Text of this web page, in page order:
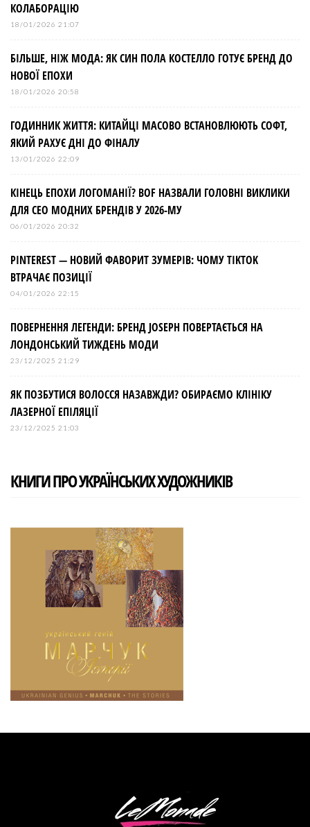
КОЛАБОРАЦІЮ
18/01/2026 21:07
БІЛЬШЕ, НІЖ МОДА: ЯК СИН ПОЛА КОСТЕЛЛО ГОТУЄ БРЕНД ДО
НОВОЇ ЕПОХИ
18/01/2026 20:58
ГОДИННИК ЖИТТЯ: КИТАЙЦІ МАСОВО ВСТАНОВЛЮЮТЬ СОФТ,
ЯКИЙ РАХУЄ ДНІ ДО ФІНАЛУ
13/01/2026 22:09
КІНЕЦЬ ЕПОХИ ЛОГОМАНІЇ? BOF НАЗВАЛИ ГОЛОВНІ ВИКЛИКИ
ДЛЯ СЕО МОДНИХ БРЕНДІВ У 2026-МУ
06/01/2026 20:32
PINTEREST — НОВИЙ ФАВОРИТ ЗУМЕРІВ: ЧОМУ TIKTOK
ВТРАЧАЄ ПОЗИЦІЇ
04/01/2026 22:15
ПОВЕРНЕННЯ ЛЕГЕНДИ: БРЕНД JOSEPH ПОВЕРТАЄТЬСЯ НА
ЛОНДОНСЬКИЙ ТИЖДЕНЬ МОДИ
23/12/2025 21:29
ЯК ПОЗБУТИСЯ ВОЛОССЯ НАЗАВЖДИ? ОБИРАЄМО КЛІНІКУ
ЛАЗЕРНОЇ ЕПІЛЯЦІЇ
23/12/2025 21:03
КНИГИ ПРО УКРАЇНСЬКИХ ХУДОЖНИКІВ